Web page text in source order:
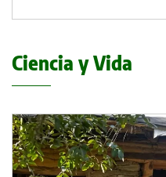
Ciencia y Vida